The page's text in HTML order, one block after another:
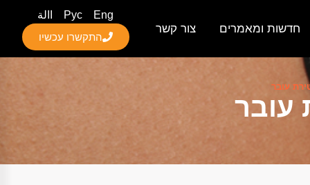
חדשות ומאמרים צור קשר
Eng
Рус
االة
התקשרו עכשיו
עובר
עובר